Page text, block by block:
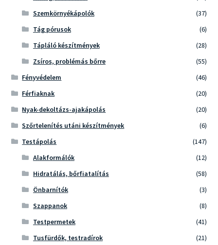
Szemkörnyékápolók
(37)
Tág pórusok
(6)
Tápláló készítmények
(28)
Zsíros, problémás bőrre
(55)
Fényvédelem
(46)
Férfiaknak
(20)
Nyak-dekoltázs-ajakápolás
(20)
Szőrtelenítés utáni készítmények
(6)
Testápolás
(147)
Alakformálók
(12)
Hidratálás, bőrfiatalítás
(58)
Önbarnítók
(3)
Szappanok
(8)
Testpermetek
(41)
Tusfürdők, testradírok
(21)